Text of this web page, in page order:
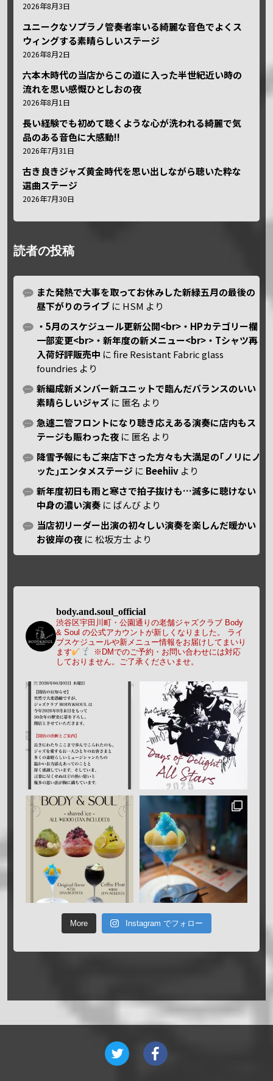
2026年8月3日
ユニークなソプラノ管奏者率いる綺麗な音色でよくス
ウィングする素晴らしいステージ
2026年8月2日
六本木時代の当店からこの道に入った半世紀近い時の
流れを思い感慨ひとしおの夜
2026年8月1日
長い経験でも初めて聴くような心が洗われる綺麗で気
品のある音色に大感動!!
2026年7月31日
古き良きジャズ黄金時代を思い出しながら聴いた粋な
選曲ステージ
2026年7月30日
読者の投稿
また発熱で大事を取ってお休みした新緑五月の最後の
昼下がりのライブ に HSM より
・5月のスケジュール更新公開<br>・HPカテゴリー欄
一部変更<br>・新年度の新メニュー<br>・Tシャツ再
入荷好評販売中 にfire Resistant Fabric glass
foundries より
新編成新メンバー新ユニットで臨んだバランスのいい
素晴らしいジャズ に 匿名 より
急遽二管フロントになり聴き応えある演奏に店内もス
テージも賑わった夜 に 匿名 より
降雪予報にもご来店下さった方々も大満足の｢ノリにノ
ッた｣エンタメステージ に Beehiiv より
新年度初日も雨と寒さで拍子抜けも…滅多に聴けない
中身の濃い演奏 に ばんび より
当店初リーダー出演の初々しい演奏を楽しんだ暖かい
お彼岸の夜 に松坂方士 より
body.and.soul_official
渋谷区宇田川町・公園通りの老舗ジャズクラブ Body
& Soul の公式アカウントが新しくなりました。
ライ
ブスケジュールや新メニュー情報をお届けしてまいり
ます
※DMでのご予約・お問い合わせには対応
しておりません。ご了承くださいませ。
More Instagram でフォロー